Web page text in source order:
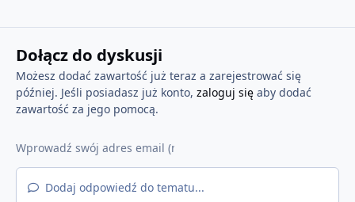
Dołącz do dyskusji
Możesz dodać zawartość już teraz a zarejestrować się
później. Jeśli posiadasz już konto, zaloguj sięaby dodać
zawartość za jego pomocą.
Dodaj odpowiedź do tematu...